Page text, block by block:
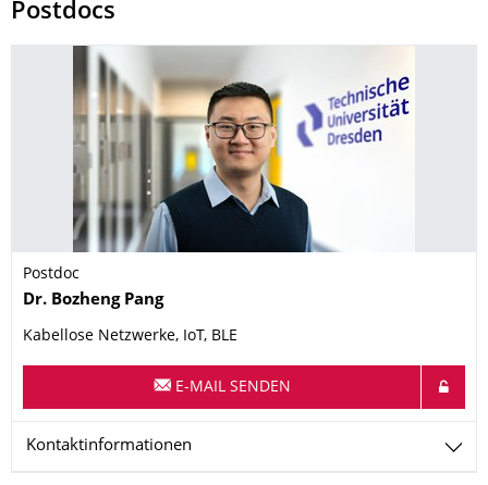
Postdocs
Postdoc
Name
Dr. Bozheng Pang
Kabellose Netzwerke, IoT, BLE
E-MAIL SENDEN
Kontaktinformationen